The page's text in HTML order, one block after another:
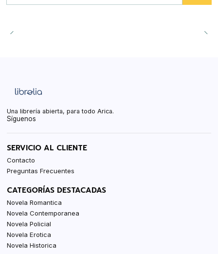
Una librería abierta, para todo Arica.
Síguenos
SERVICIO AL CLIENTE
Contacto
Preguntas Frecuentes
CATEGORÍAS DESTACADAS
Novela Romantica
Novela Contemporanea
Novela Policial
Novela Erotica
Novela Historica